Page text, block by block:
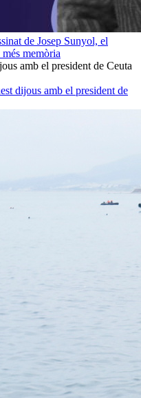
de Josep Sunyol, el
memòria
dijous amb el president de